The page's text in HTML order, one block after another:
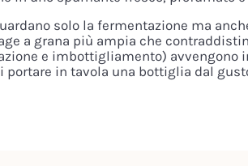
solo la fermentazione ma
a grana più ampia che
e imbottigliamento) avvengono
in tavola una bottiglia dal